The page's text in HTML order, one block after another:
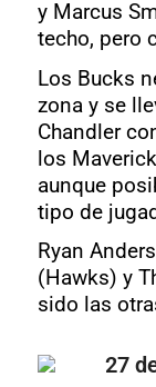
y Marcus
techo, pero
Los Bucks
zona y se
Chandler
los
aunque
tipo de
Ryan
(Hawks) y
sido las
27